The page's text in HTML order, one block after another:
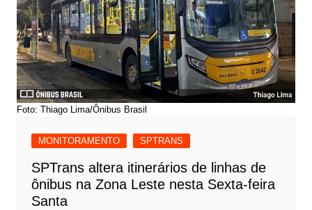
Foto: Thiago Lima/Ônibus Brasil
MONITORAMENTO SPTRANS
SPTrans altera itinerários de linhas de
ônibus na Zona Leste nesta Sexta-feira
Santa